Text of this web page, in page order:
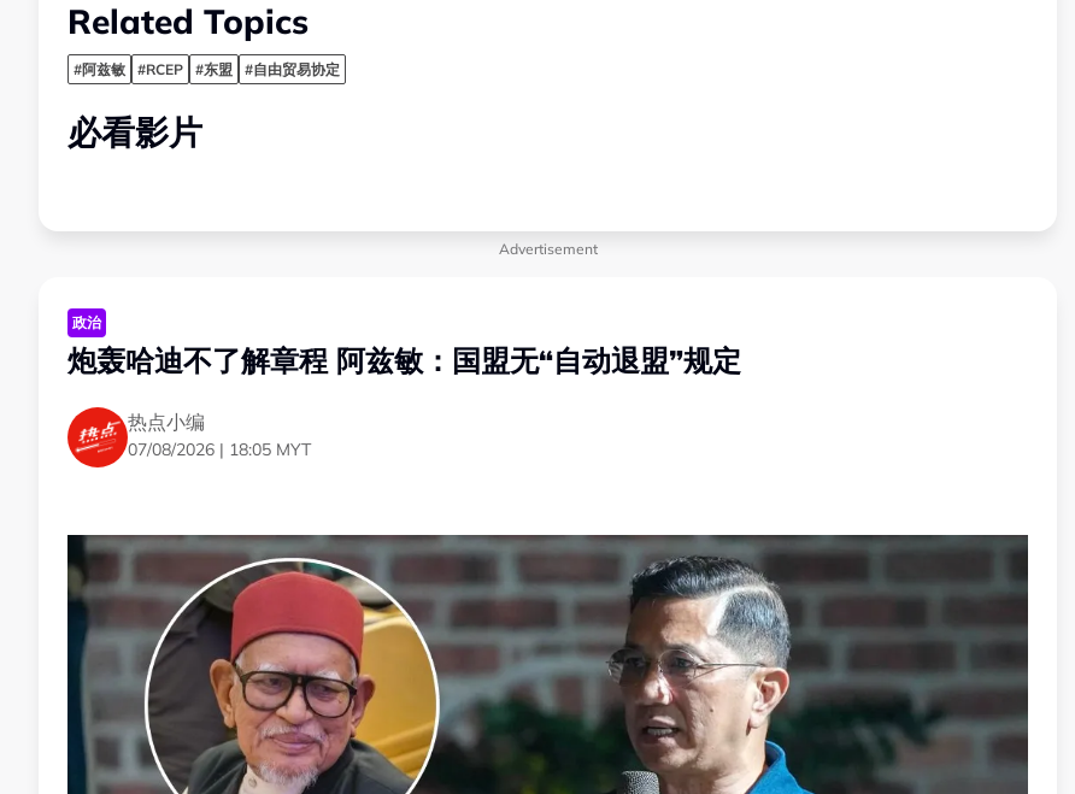
Related Topics
#阿兹敏 #RCEP #东盟 #自由贸易协定
必看影片
Advertisement
政治
炮轰哈迪不了解章程 阿兹敏：国盟无“自动退盟”规定
热点小编
07/08/2026 | 18:05 MYT